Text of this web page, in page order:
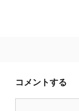
コメントする